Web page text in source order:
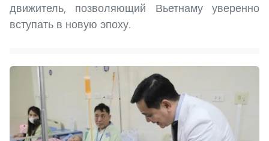
движитель, позволяющий Вьетнаму уверенно
вступать в новую эпоху.